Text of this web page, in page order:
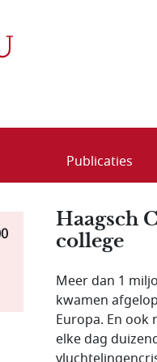
Publicaties
Haagsch
college
Meer dan 1
kwamen
Europa. En ook
elke dag